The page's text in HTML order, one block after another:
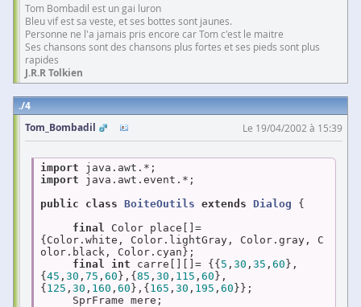
Tom Bombadil est un gai luron
Bleu vif est sa veste, et ses bottes sont jaunes.
Personne ne l'a jamais pris encore car Tom c'est le maitre
Ses chansons sont des chansons plus fortes et ses pieds sont plus
rapides
J.R.R Tolkien
4
Tom_Bombadil
Le 19/04/2002 à 15:39
import
import java.awt.event.*;
public
class BoiteOutils extends Dialog
{
final Color place[]=
{Color.white, Color.lightGray, Color.gray, C
olor.black, Color.cyan};
final
int carre[][]= {{ 5 , 30 , 35 , 60 },
{ 45 , 30 , 75 , 60 },{ 85 , 30 , 115 , 60 },
{ 125 , 30 , 160 , 60 },{ 165 , 30 , 195 , 60 }};
SprFrame mere;